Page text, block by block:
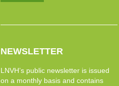
NEWSLETTER
LNVH’s public newsletter is issued
on a monthly basis and contains